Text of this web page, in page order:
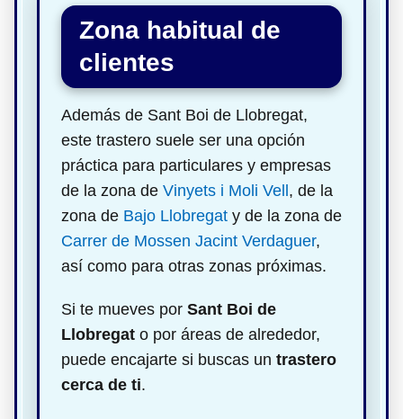
Zona habitual de
clientes
Además de Sant Boi de Llobregat,
este trastero suele ser una opción
práctica para particulares y empresas
de la zona de Vinyets i Moli Vell, de la
zona de Bajo Llobregat y de la zona de
Carrer de Mossen Jacint Verdaguer,
así como para otras zonas próximas.
Si te mueves por Sant Boi de
Llobregat o por áreas de alrededor,
puede encajarte si buscas un trastero
cerca de ti.